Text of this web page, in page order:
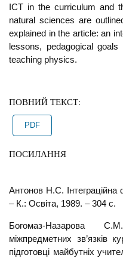
ICT in the curriculum and
natural sciences are
explained in the article: an
lessons, pedagogical
teaching physics.
ПОВНИЙ ТЕКСТ:
PDF
ПОСИЛАННЯ
Антонов Н.С.
– К.: Освіта, 1989. – 304 с.
Богомаз-Назарова
міжпредметних зв’язків
підготовці майбутніх